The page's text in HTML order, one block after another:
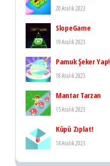
20 Aralık 2023
SlopeGame
19 Aralık 2023
Pamuk Şeker Yap!
18 Aralık 2023
Mantar Tarzan
15 Aralık 2023
Küpü Zıplat!
14 Aralık 2023